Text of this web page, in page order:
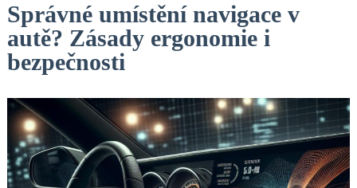
Správné umístění navigace v
autě? Zásady ergonomie i
bezpečnosti